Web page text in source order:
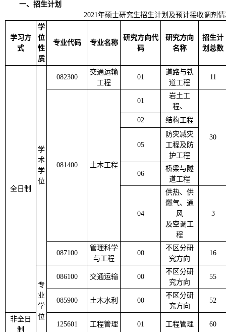
一、招生计划
2021年硕士研究生招生计划及预计接收调剂情
学习方
式
学
位
性
质
专业代码 专业名称
研究方向代
码
研究方向
名称
招生计
划总数
全日制
学
术
学
位
082300
交通运输
工程
01
道路与铁
道工程
11
081400 土木工程
01
岩土工
程、
30
02 结构工程
05
防灾减灾
工程及防
护工程
06
桥梁与隧
道工程
04
供热、供
燃气、通
风
及空调工
程
3
087100
管理科学
与工程
00
不区分研
究方向
16
专
业
学
位
086100 交通运输 00
不区分研
究方向
55
085900 土木水利 00
不区分研
究方向
52
非全日
制
125601 工程管理 01 工程管理 60